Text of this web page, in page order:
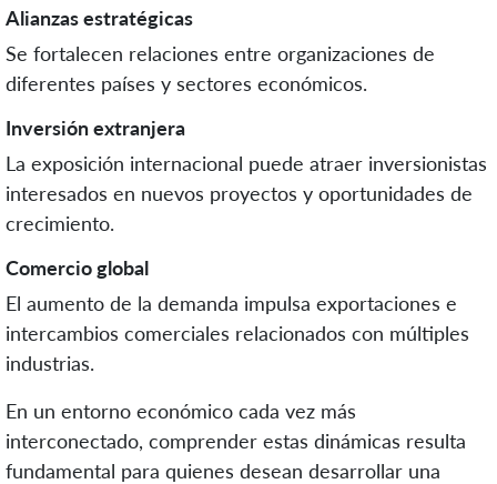
Alianzas estratégicas
Se fortalecen relaciones entre organizaciones de
diferentes países y sectores económicos.
Inversión extranjera
La exposición internacional puede atraer inversionistas
interesados en nuevos proyectos y oportunidades de
crecimiento.
Comercio global
El aumento de la demanda impulsa exportaciones e
intercambios comerciales relacionados con múltiples
industrias.
En un entorno económico cada vez más
interconectado, comprender estas dinámicas resulta
fundamental para quienes desean desarrollar una